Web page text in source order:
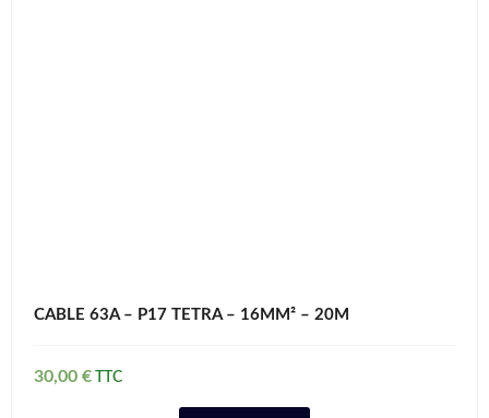
CABLE 63A – P17 TETRA – 16MM² – 20M
30,00 €